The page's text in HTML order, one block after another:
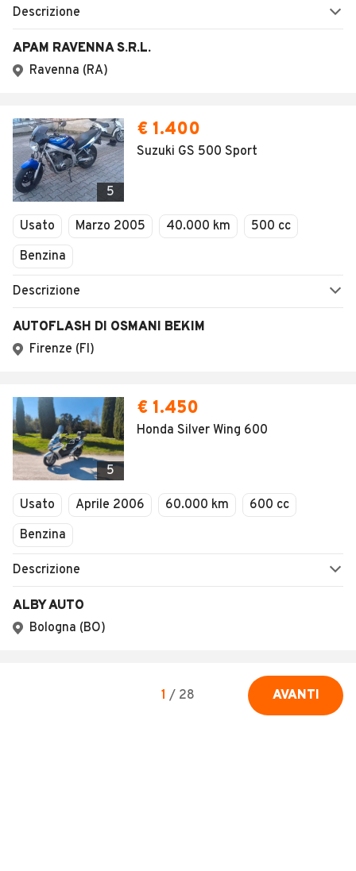
Descrizione
APAM RAVENNA S.R.L.
Ravenna (RA)
5
€ 1.400
Suzuki GS 500 Sport
Usato Marzo 2005 40.000 km
500 cc
Benzina
Descrizione
AUTOFLASH DI OSMANI BEKIM
Firenze (FI)
5
€ 1.450
Honda Silver Wing 600
Usato Aprile 2006 60.000 km
600 cc
Benzina
Descrizione
ALBY AUTO
Bologna (BO)
1 / 28 AVANTI